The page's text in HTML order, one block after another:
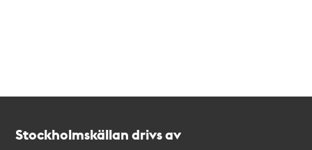
Stockholmskällan drivs av